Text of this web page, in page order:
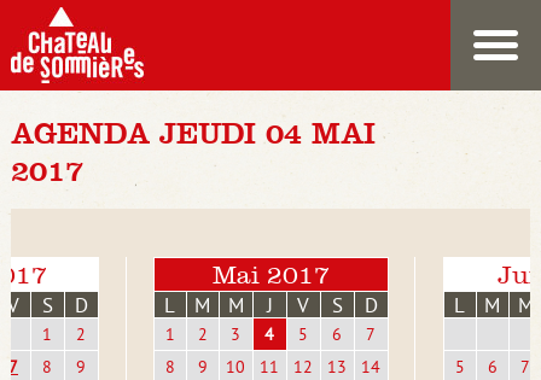
AGENDA JEUDI 04 MAI
2017
V S D
1
2
7
8
9
Mai 2017
L M M J V S D
1 2 3 4 5 6
7
8
9 10 11 12 13
14
L M M
5 6
7